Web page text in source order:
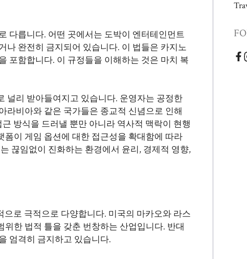
다릅니다. 어떤 곳에서는 도박이 엔터테인먼트
나 완전히 금지되어 있습니다. 이 법들은 카지노
포함합니다. 이 규정들을 이해하는 것은 마치 복
널리 받아들여지고 있습니다. 운영자는 공정한
라비아와 같은 국가들은 종교적 신념으로 인해
방식을 드러낼 뿐만 아니라 역사적 맥락이 현행
이 게임 옵션에 대한 접근성을 확대함에 따라
끊임없이 진화하는 환경에서 윤리, 경제적 영향,
로 극적으로 다양합니다. 미국의 마카오와 라스
한 법적 틀을 갖춘 번창하는 산업입니다. 반대
엄격히 금지하고 있습니다.